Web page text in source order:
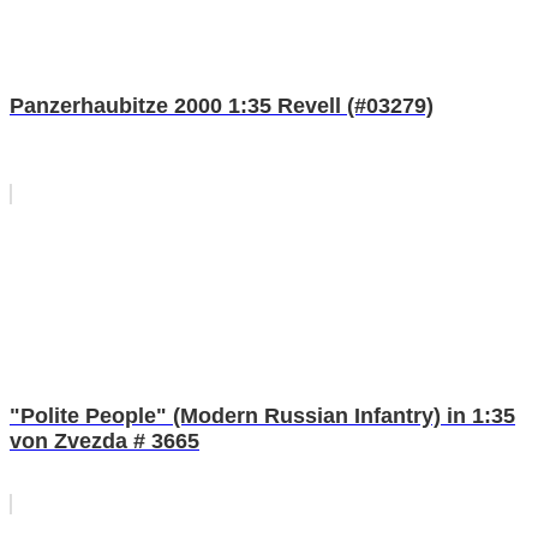
Panzerhaubitze 2000 1:35 Revell (#03279)
"Polite People" (Modern Russian Infantry) in 1:35
von Zvezda # 3665